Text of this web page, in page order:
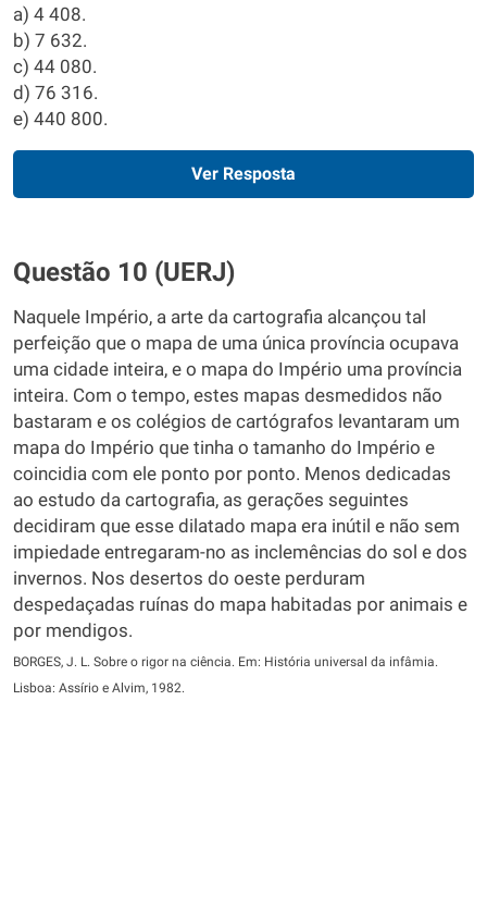
a) 4 408.
b) 7 632.
c) 44 080.
d) 76 316.
e) 440 800.
Ver Resposta
Questão 10 (UERJ)
Naquele Império, a arte da cartografia alcançou tal
perfeição que o mapa de uma única província ocupava
uma cidade inteira, e o mapa do Império uma província
inteira. Com o tempo, estes mapas desmedidos não
bastaram e os colégios de cartógrafos levantaram um
mapa do Império que tinha o tamanho do Império e
coincidia com ele ponto por ponto. Menos dedicadas
ao estudo da cartografia, as gerações seguintes
decidiram que esse dilatado mapa era inútil e não sem
impiedade entregaram-no as inclemências do sol e dos
invernos. Nos desertos do oeste perduram
despedaçadas ruínas do mapa habitadas por animais e
por mendigos.
BORGES, J. L. Sobre o rigor na ciência. Em: História universal da infâmia.
Lisboa: Assírio e Alvim, 1982.